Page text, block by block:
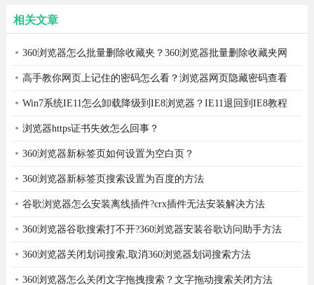
相关文章
360浏览器怎么批量删除收藏夹？360浏览器批量删除收藏夹网
址方法
高手教你网页上记住的密码怎么看？浏览器网页隐藏密码查看
方法
Win7系统IE11怎么卸载降级到IE8浏览器？IE11退回到IE8教程
浏览器https证书失效怎么回事？
360浏览器新标签页如何设置为空白页？
360浏览器新标签页搜索设置为百度的方法
谷歌浏览器怎么安装离线插件?crx插件无法安装解决方法
360浏览器谷歌搜索打不开?360浏览器安装谷歌访问助手方法
360浏览器关闭划词搜索,取消360浏览器划词搜索方法
360浏览器怎么关闭文字拖拽搜索？文字拖动搜索关闭方法